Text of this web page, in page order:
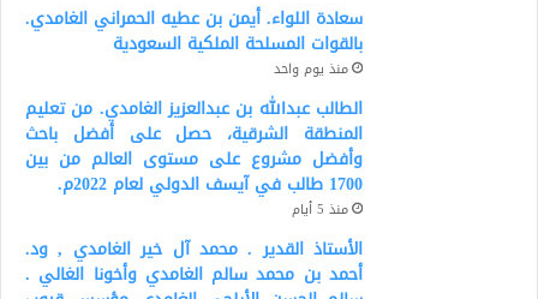
سعادة اللواء. أيمن بن عطيه الحمراني الغامدي.
بالقوات المسلحة الملكية السعودية
منذ يوم واحد
الطالب عبدالله بن عبدالعزيز الغامدي. من تعليم
المنطقة الشرقية، حصل على أفضل باحث
وأفضل مشروع على مستوى العالم من بين
1700 طالب في آيسف الدولي لعام 2022م.
منذ 5 أيام
الأستاذ القدير . محمد آل خير الغامدي , ود.
أحمد بن محمد سالم الغامدي وأخونا الغالي .